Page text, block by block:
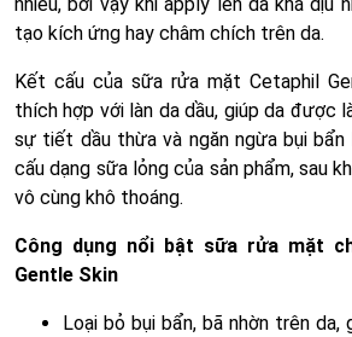
tạo kích ứng hay châm chích trên da.
Kết cấu của sữa rửa mặt Cetaphil
thích hợp với làn da dầu, giúp da được
sự tiết dầu thừa và ngăn ngừa bụi bẩn
cấu dạng sữa lỏng của sản phẩm, sau
vô cùng khô thoáng.
Công dụng nổi bật sữa rửa mặt
Gentle Skin
Loại bỏ bụi bẩn, bã nhờn trên